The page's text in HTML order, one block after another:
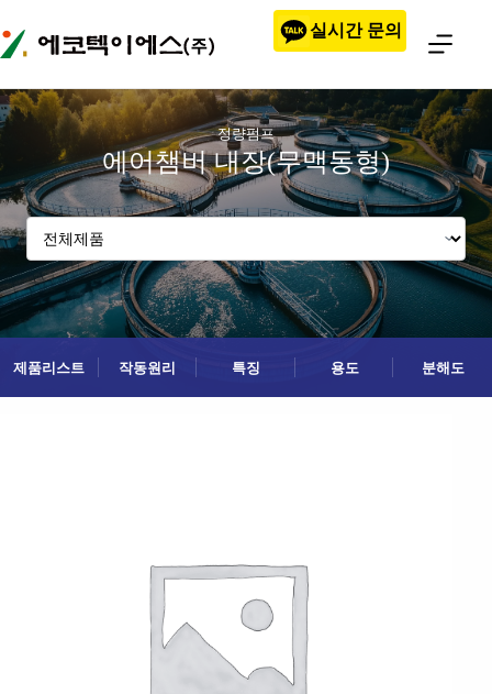
건너뛰기
실시간 문의
정량펌프
에어챔버 내장(무맥동형)
제품리스트 작동원리 특징 용도 분해도